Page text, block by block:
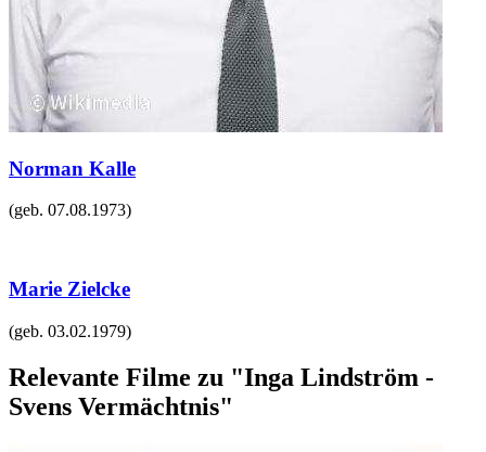
Norman Kalle
(geb. 07.08.1973)
Marie Zielcke
(geb. 03.02.1979)
Relevante Filme zu "Inga Lindström -
Svens Vermächtnis"